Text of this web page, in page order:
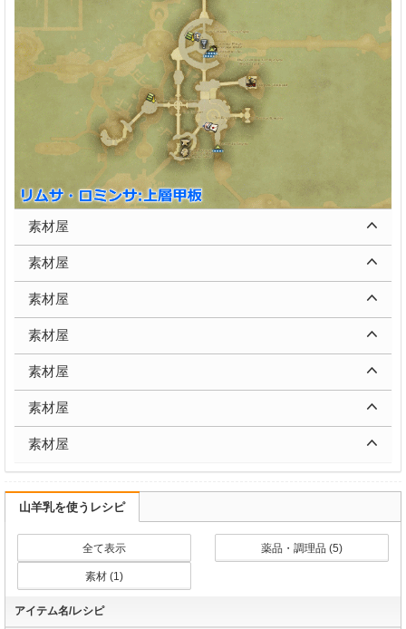
素材屋
素材屋
素材屋
素材屋
素材屋
素材屋
素材屋
山羊乳を使うレシピ
全て表示 薬品・調理品 (5)
素材 (1)
アイテム名/レシピ